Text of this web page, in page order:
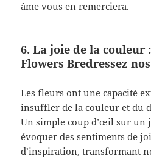
âme vous en remerciera.
6. La joie de la couleur
Flowers Bredressez
Les fleurs ont une capacité
insuffler de la couleur et du
Un simple coup d’œil sur
évoquer des sentiments de
d’inspiration, transformant